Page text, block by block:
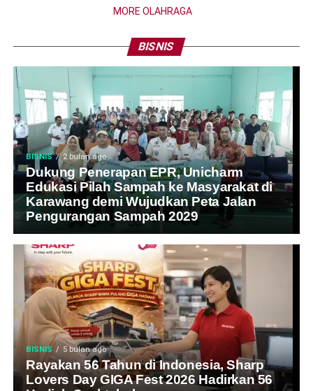
MORE OLAHRAGA
BISNIS
BISNIS 2 bulan ago
Dukung Penerapan EPR, Unicharm
Edukasi Pilah Sampah ke Masyarakat di
Karawang demi Wujudkan Peta Jalan
Pengurangan Sampah 2029
BISNIS 5 bulan ago
Rayakan 56 Tahun di Indonesia, Sharp
Lovers Day GIGA Fest 2026 Hadirkan 56